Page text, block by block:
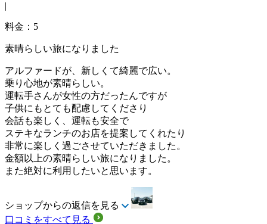
|
料金：5
素晴らしい旅になりました
アルファードが、新しくて綺麗で広い。
乗り心地が素晴らしい。
運転手さんが女性の方だったんですが
子供にもとても配慮してくださり
会話も楽しく、運転も安全で
ステキなランチのお店を提案してくれたり
非常に楽しく過ごさせていただきました。
金額以上の素晴らしい旅になりました。
また絶対に利用したいと思います。
ショップからの返信を見る
口コミをすべて見る